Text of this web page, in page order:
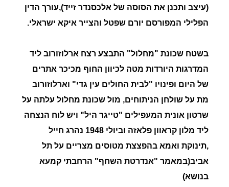
(עיצב ותכנן את הסוסה של אלכסנדר זייד),עורך הדין
הפלילי המפורסם יורם שפטל והצייר איקא ישראלי.
בשטח שכונת "מחלול" התבצע רצח ארלוזורוב ליד
המדרגות היורדות מטה לכיוון החוף מכיכר אתרים
של היום ופינויו "לבית החולים עין גדי" וארלוזורוב
מת על שולחן הניתוחים, מול שכונת מחלול עלתה על
שרטון אונית המעפילים "טייגר היל" ויש לוח הנצחה
ליד מלון קראוון פלאזה וביולי 1948 נהרג חייל
,תינוקת ואמא בהפצצת מטוסים מצריים על תל
אביב(במאמר "אנדרטת השחף" הרחבתי קמעא
בנושא)